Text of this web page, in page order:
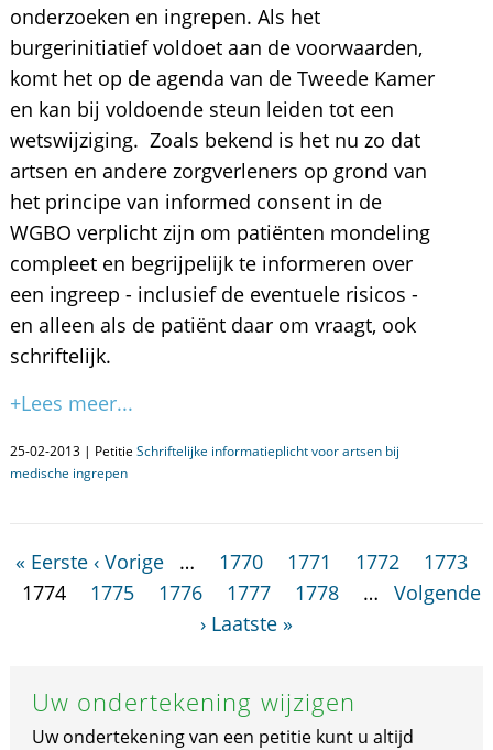
onderzoeken en ingrepen. Als het
burgerinitiatief voldoet aan de voorwaarden,
komt het op de agenda van de Tweede Kamer
en kan bij voldoende steun leiden tot een
wetswijziging. Zoals bekend is het nu zo dat
artsen en andere zorgverleners op grond van
het principe van informed consent in de
WGBO verplicht zijn om patiënten mondeling
compleet en begrijpelijk te informeren over
een ingreep - inclusief de eventuele risicos -
en alleen als de patiënt daar om vraagt, ook
schriftelijk.
+Lees meer...
25-02-2013 | Petitie Schriftelijke informatieplicht voor artsen bij
medische ingrepen
« Eerste ‹ Vorige … 1770 1771 1772
1773
1774
1775 1776 1777 1778 …
Volgende
› Laatste »
Uw ondertekening wijzigen
Uw ondertekening van een petitie kunt u altijd